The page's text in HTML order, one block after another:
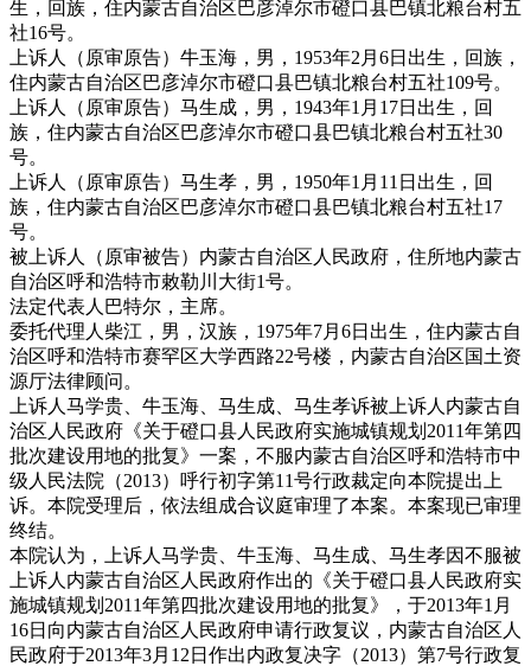
生，回族，住内蒙古自治区巴彦淖尔市磴口县巴镇北粮台村五
社16号。
上诉人（原审原告）牛玉海，男，1953年2月6日出生，回族，
住内蒙古自治区巴彦淖尔市磴口县巴镇北粮台村五社109号。
上诉人（原审原告）马生成，男，1943年1月17日出生，回
族，住内蒙古自治区巴彦淖尔市磴口县巴镇北粮台村五社30
号。
上诉人（原审原告）马生孝，男，1950年1月11日出生，回
族，住内蒙古自治区巴彦淖尔市磴口县巴镇北粮台村五社17
号。
被上诉人（原审被告）内蒙古自治区人民政府，住所地内蒙古
自治区呼和浩特市敕勒川大街1号。
法定代表人巴特尔，主席。
委托代理人柴江，男，汉族，1975年7月6日出生，住内蒙古自
治区呼和浩特市赛罕区大学西路22号楼，内蒙古自治区国土资
源厅法律顾问。
上诉人马学贵、牛玉海、马生成、马生孝诉被上诉人内蒙古自
治区人民政府《关于磴口县人民政府实施城镇规划2011年第四
批次建设用地的批复》一案，不服内蒙古自治区呼和浩特市中
级人民法院（2013）呼行初字第11号行政裁定向本院提出上
诉。本院受理后，依法组成合议庭审理了本案。本案现已审理
终结。
本院认为，上诉人马学贵、牛玉海、马生成、马生孝因不服被
上诉人内蒙古自治区人民政府作出的《关于磴口县人民政府实
施城镇规划2011年第四批次建设用地的批复》，于2013年1月
16日向内蒙古自治区人民政府申请行政复议，内蒙古自治区人
民政府于2013年3月12日作出内政复决字（2013）第7号行政复